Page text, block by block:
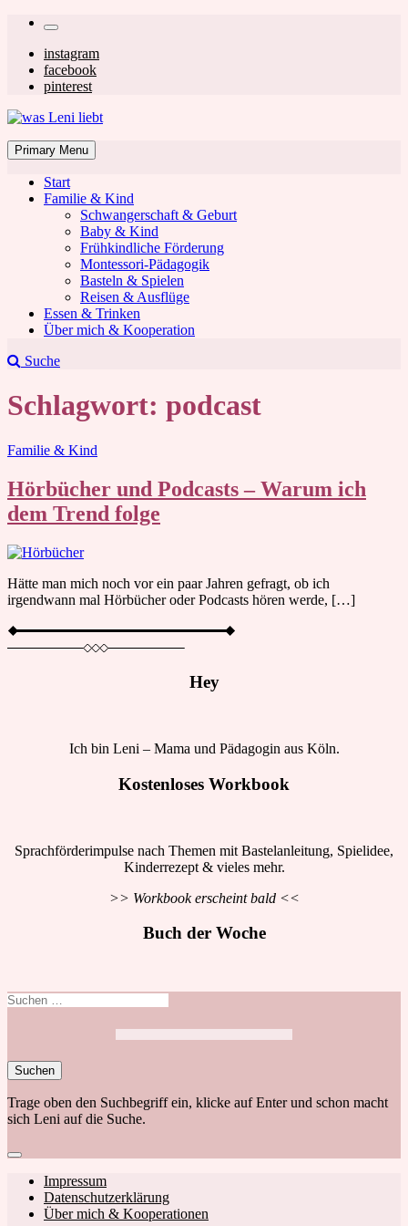
Skip
content
Secondary
left
navigation
Secondary
right
navigation
instagram
facebook
pinterest
was Leni liebt
Mom & Lifestyle Blog
Primary Menu
Start
Familie & Kind
Schwangerschaft & Geburt
Baby & Kind
Frühkindliche Förderung
Montessori-Pädagogik
Basteln & Spielen
Reisen & Ausflüge
Essen & Trinken
Über mich & Kooperation
Suche
Schlagwort: podcast
Blog
Familie & Kind
Hörbücher und Podcasts – Warum ich
dem Trend folge
Hätte man mich noch vor ein paar Jahren gefragt, ob ich
irgendwann mal Hörbücher oder Podcasts hören werde, […]
Hey
Ich bin Leni – Mama und Pädagogin aus Köln.
Kostenloses Workbook
Sprachförderimpulse nach Themen mit Bastelanleitung, Spielidee,
Kinderrezept & vieles mehr.
>> Workbook erscheint bald <<
Buch der Woche
Suchen
Trage oben den Suchbegriff ein, klicke auf Enter und schon macht
sich Leni auf die Suche.
Close
search
Footer
navigation
Impressum
Datenschutzerklärung
Über mich & Kooperationen